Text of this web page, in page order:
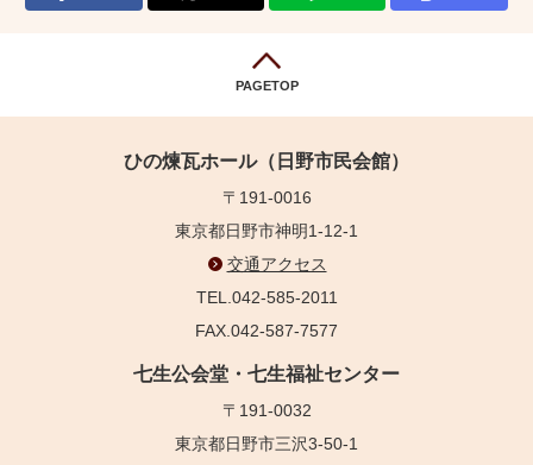
PAGETOP
ひの煉瓦ホール（日野市民会館）
〒191-0016
東京都日野市神明1-12-1
交通アクセス
TEL.042-585-2011
FAX.042-587-7577
七生公会堂・七生福祉センター
〒191-0032
東京都日野市三沢3-50-1